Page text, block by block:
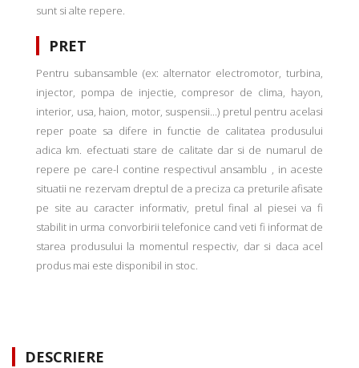
sunt si alte repere.
PRET
Pentru subansamble (ex: alternator electromotor, turbina,
injector, pompa de injectie, compresor de clima, hayon,
interior, usa, haion, motor, suspensii...) pretul pentru acelasi
reper poate sa difere in functie de calitatea produsului
adica km. efectuati stare de calitate dar si de numarul de
repere pe care-l contine respectivul ansamblu , in aceste
situatii ne rezervam dreptul de a preciza ca preturile afisate
pe site au caracter informativ, pretul final al piesei va fi
stabilit in urma convorbirii telefonice cand veti fi informat de
starea produsului la momentul respectiv, dar si daca acel
produs mai este disponibil in stoc.
DESCRIERE